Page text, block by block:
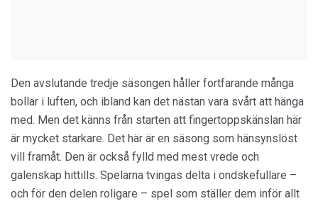
Den avslutande tredje säsongen håller fortfarande många
bollar i luften, och ibland kan det nästan vara svårt att hänga
med. Men det känns från starten att fingertoppskänslan här
är mycket starkare. Det här är en säsong som hänsynslöst
vill framåt. Den är också fylld med mest vrede och
galenskap hittills. Spelarna tvingas delta i ondskefullare –
och för den delen roligare – spel som ställer dem inför allt